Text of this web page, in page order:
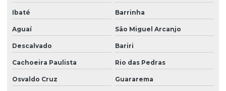
Ibaté Barrinha
Aguaí São Miguel Arcanjo
Descalvado Bariri
Cachoeira Paulista Rio das Pedras
Osvaldo Cruz Guararema